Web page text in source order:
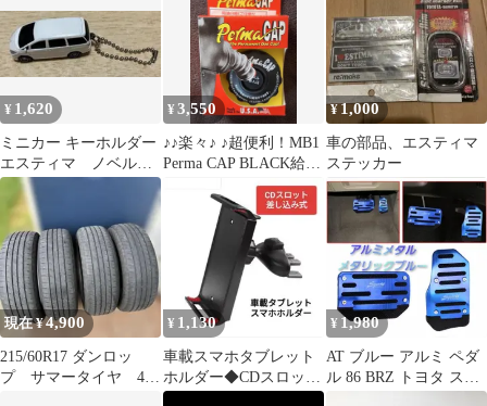
本 ヴェゼル CX3
マークX クラウンな
どに
¥ 1,620
ミニカー キーホルダー
エスティマ ノベルテ
ィ 非売品 TOYOTA
レア 希少
¥3,550
♪♪楽々♪ ♪超便利！MB1
Perma CAP BLACK給油
¥1,000
車の部品、エスティマ
ステッカー
現在 ¥4,900
215/60R17 ダンロッ
プ サマータイヤ 4本
¥ 1,130
車載スマホタブレット
ホルダー◆CDスロット
用◆11インチまで対応
¥ 1,980
AT ブルー アルミ ペダ
ル 86 BRZ トヨタ スバ